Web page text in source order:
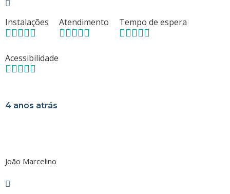
Instalações Atendimento Tempo de espera
Acessibilidade
4 anos atrás
João Marcelino